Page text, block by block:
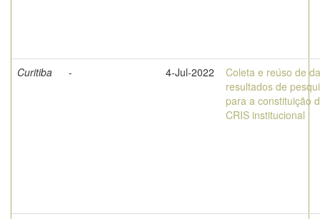
Curitiba - 4-Jul-2022
Coleta e reúso de
resultados de
para a constituição
CRIS institucional